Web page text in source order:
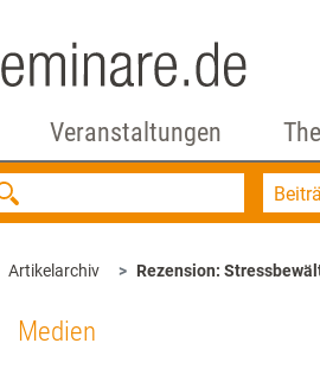
Veranstaltungen
Artikelarchiv Rezension:
Medien